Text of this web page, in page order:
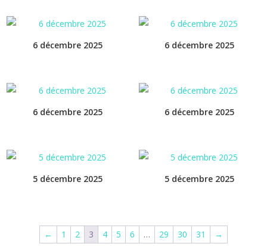
6 décembre 2025 6 décembre 2025
6 décembre 2025 6 décembre 2025
5 décembre 2025 5 décembre 2025
← 1 2 3 4 5 6 … 29 30 31 →